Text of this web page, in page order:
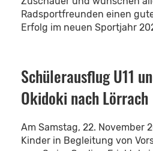
Radsportfreunden einen
Erfolg im neuen Sportjahr
Schülerausflug U11
Okidoki nach Lörrach
Am Samstag, 22. November
Kinder in Begleitung von